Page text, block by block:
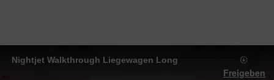
Nightjet Walkthrough Liegewagen Long
Freigeben